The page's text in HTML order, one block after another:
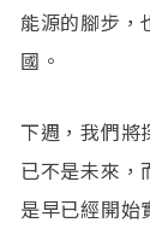
能源的腳步，
國。
下週，我們將
已不是未來，
是早已經開始